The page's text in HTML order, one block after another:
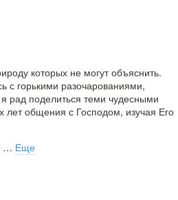
которых не могут объяснить.
с горькими разочарованиями,
рад поделиться теми чудесными
лет общения с Господом, изучая Его
… Еще